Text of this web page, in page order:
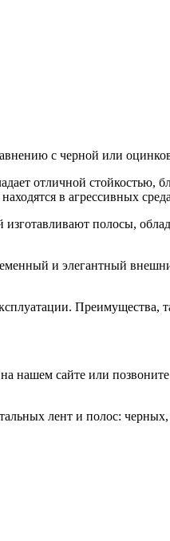
с черной или
отличной стойкостью,
в агрессивных
изготавливают полосы,
и элегантный
Преимущества,
нашем сайте или
лент и полос: